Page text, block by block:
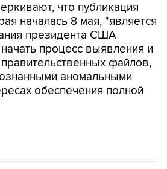
что публикация
началась 8 мая, "является
президента США
процесс выявления и
файлов,
аномальными
обеспечения полной